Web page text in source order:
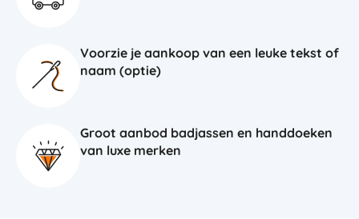
Voorzie je aankoop van een leuke tekst of
naam (optie)
Groot aanbod badjassen en handdoeken
van luxe merken